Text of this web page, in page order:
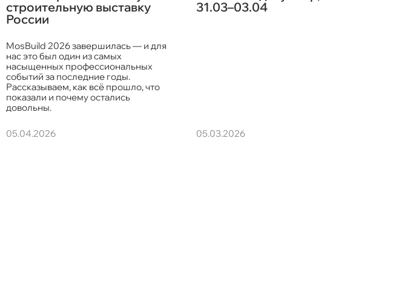
строительную выставку
России
MosBuild 2026 завершилась — и для
нас это был один из самых
насыщенных профессиональных
событий за последние годы.
Рассказываем, как всё прошло, что
показали и почему остались
довольны.
05.04.2026
31.03–03.04
05.03.2026